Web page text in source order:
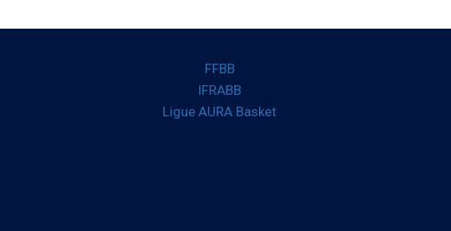
FFBB
IFRABB
Ligue AURA Basket